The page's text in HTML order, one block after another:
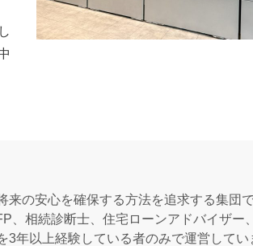
の安心を確保する方法を追求する集団で
、相続診断士、住宅ローンアドバイザー
年以上経験している者のみで運営してい